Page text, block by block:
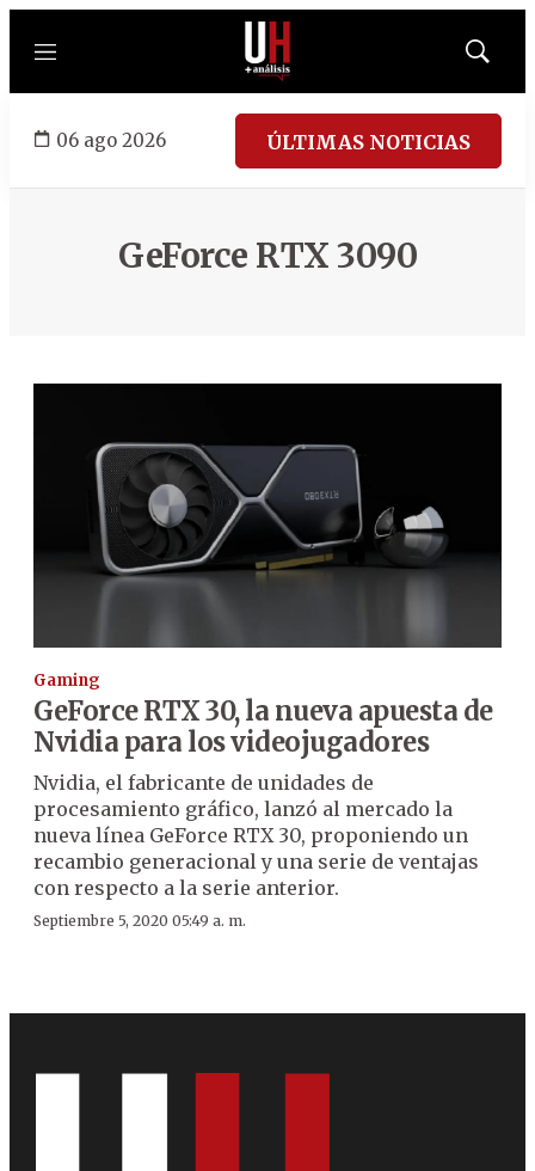
Menú
Mostrar
06 ago 2026 ÚLTIMAS NOTICIAS
GeForce RTX 3090
Gaming
GeForce RTX 30, la nueva apuesta de
Nvidia para los videojugadores
Nvidia, el fabricante de unidades de
procesamiento gráfico, lanzó al mercado la
nueva línea GeForce RTX 30, proponiendo un
recambio generacional y una serie de ventajas
con respecto a la serie anterior.
Septiembre 5, 2020 05:49 a. m.